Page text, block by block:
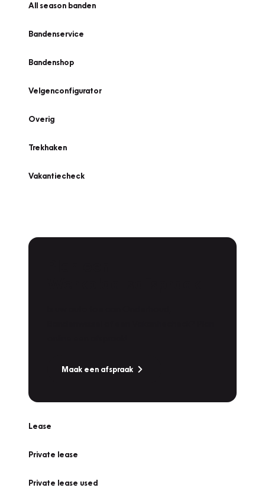
All season banden
Bandenservice
Bandenshop
Velgenconfigurator
Overig
Trekhaken
Vakantiecheck
Maak een afspraak
Lease
Private lease
Private lease used